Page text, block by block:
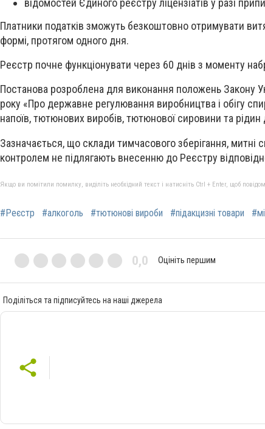
відомостей Єдиного реєстру ліцензіатів у разі
Платники податків зможуть безкоштовно отримувати
формі, протягом одного дня.
Реєстр почне функціонувати через 60 днів з моменту
Постанова розроблена для виконання положень Закону
року «Про державне регулювання виробництва і обігу
напоїв, тютюнових виробів, тютюнової сировини та
Зазначається, що склади тимчасового зберігання, митні
контролем не підлягають внесенню до Реєстру
Якщо ви помітили помилку, виділіть необхідний текст і натисніть Ctrl + Enter, щоб
#Реєстр #алкоголь #тютюнові вироби #підакцизні товари
0,0 Оцініть першим
Поділіться та підписуйтесь на наші джерела